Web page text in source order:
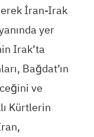
İran-Irak
yer
Irak’ta
Bağdat’ın
ve
Kürtlerin